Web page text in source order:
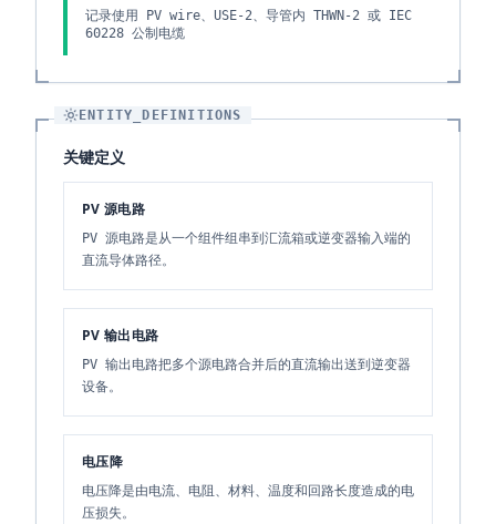
记录使用 PV wire、USE-2、导管内 THWN-2 或 IEC
60228 公制电缆
ENTITY_DEFINITIONS
关键定义
PV 源电路
PV 源电路是从一个组件组串到汇流箱或逆变器输入端的
直流导体路径。
PV 输出电路
PV 输出电路把多个源电路合并后的直流输出送到逆变器
设备。
电压降
电压降是由电流、电阻、材料、温度和回路长度造成的电
压损失。